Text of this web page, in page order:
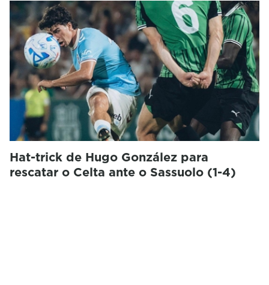
Hat-trick de Hugo González para
rescatar o Celta ante o Sassuolo (1-4)